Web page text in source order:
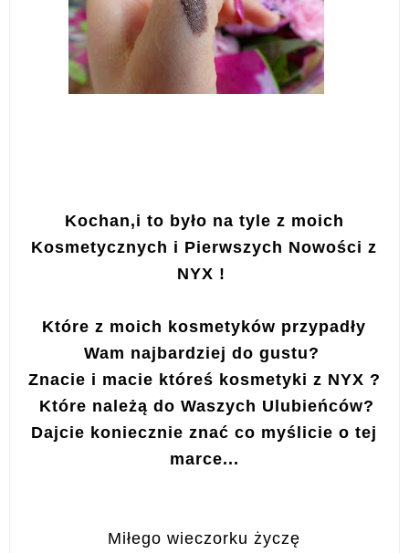
Kochan,i to było na tyle z moich
Kosmetycznych i Pierwszych Nowości z
NYX !
Które z moich kosmetyków przypadły
Wam najbardziej do gustu?
Znacie i macie któreś kosmetyki z NYX ?
Które należą do Waszych Ulubieńców?
Dajcie koniecznie znać co myślicie o tej
marce...
Miłego wieczorku życzę